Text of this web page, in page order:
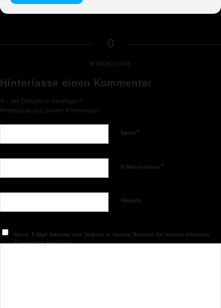
0
KOMMENTARE
Hinterlasse einen Kommentar
An der Diskussion beteiligen?
Hinterlasse uns deinen Kommentar!
Name *
E-Mail-Adresse *
Website
Name, E-Mail-Adresse und Website in diesem Browser für meinen nächsten
Kommentar speichern.